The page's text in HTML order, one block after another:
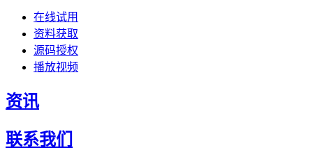
在线试用
资料获取
源码授权
播放视频
资讯
联系我们